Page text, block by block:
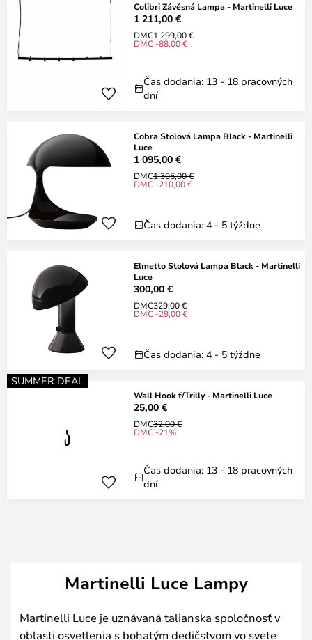
Colibri Závěsná Lampa - Martinelli Luce
1 211,00 €
DMC1 299,00 €
DMC -88,00 €
Čas dodania: 13 - 18 pracovných
dní
Cobra Stolová Lampa Black - Martinelli
Luce
1 095,00 €
DMC1 305,00 €
DMC -210,00 €
Čas dodania: 4 - 5 týždne
Elmetto Stolová Lampa Black - Martinelli
Luce
300,00 €
DMC329,00 €
DMC -29,00 €
Čas dodania: 4 - 5 týždne
SUMMER DEAL
Wall Hook f/Trilly - Martinelli Luce
25,00 €
DMC32,00 €
DMC -21%
Čas dodania: 13 - 18 pracovných
dní
Martinelli Luce Lampy
Martinelli Luce je uznávaná talianska spoločnosť v
oblasti osvetlenia s bohatým dedičstvom vo svete